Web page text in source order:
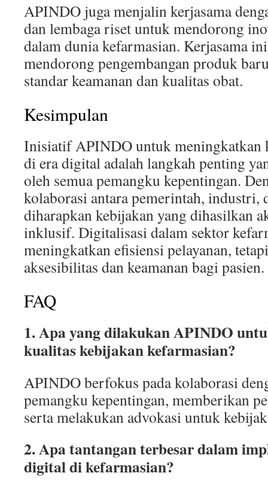
APINDO juga menjalin kerjasama
dan lembaga riset untuk mendorong
dalam dunia kefarmasian. Kerjasama
mendorong pengembangan produk
standar keamanan dan kualitas obat.
Kesimpulan
Inisiatif APINDO untuk meningkatkan
di era digital adalah langkah penting
oleh semua pemangku kepentingan.
kolaborasi antara pemerintah, industri,
diharapkan kebijakan yang dihasilkan
inklusif. Digitalisasi dalam sektor
meningkatkan efisiensi pelayanan,
aksesibilitas dan keamanan bagi pasien.
FAQ
1. Apa yang dilakukan APINDO
kualitas kebijakan kefarmasian?
APINDO berfokus pada kolaborasi
pemangku kepentingan, memberikan
serta melakukan advokasi untuk
2. Apa tantangan terbesar dalam
digital di kefarmasian?